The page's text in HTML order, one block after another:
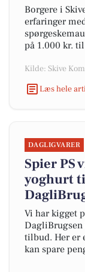
Borgere i
erfaringer
på 1.000 kr.
Kilde: Skive
Læs hele
DAGLIGVARER
Spier PS
yoghurt
Vi har kigget
tilbud. Her er
kan spare